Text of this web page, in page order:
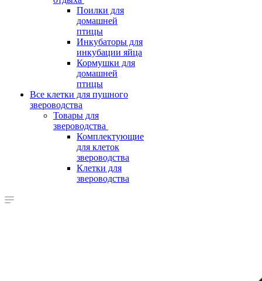
Поилки для
домашней
птицы
Инкубаторы для
инкубации яйца
Кормушки для
домашней
птицы
Все клетки для пушного
звероводства
Товары для
звероводства
Комплектующие
для клеток
звероводства
Клетки для
звероводства